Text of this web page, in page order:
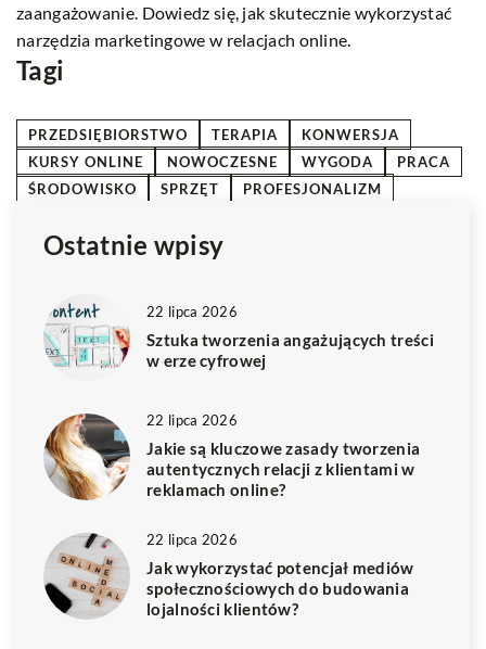
zaangażowanie. Dowiedz się, jak skutecznie wykorzystać
narzędzia marketingowe w relacjach online.
Tagi
PRZEDSIĘBIORSTWO TERAPIA
KONWERSJA
KURSY ONLINE
NOWOCZESNE WYGODA
PRACA
ŚRODOWISKO
SPRZĘT PROFESJONALIZM
Ostatnie wpisy
22 lipca 2026
Sztuka tworzenia angażujących treści
w erze cyfrowej
22 lipca 2026
Jakie są kluczowe zasady tworzenia
autentycznych relacji z klientami w
reklamach online?
22 lipca 2026
Jak wykorzystać potencjał mediów
społecznościowych do budowania
lojalności klientów?